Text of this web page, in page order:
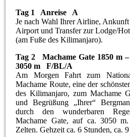
Tag 1 Anreise A
Je nach Wahl Ihrer Airline,
Airport und Transfer zur Lodge/
(am Fuße des Kilimanjaro).
Tag 2 Machame Gate 1850 m
3050 m F/BL/A
Am Morgen Fahrt zum
Machame Route, eine der
des Kilimanjaro, zum Machame
und Begrüßung „Ihrer“
durch den wunderbaren
Machame Gate, auf ca. 3050
Zelten. Gehzeit ca. 6 Stunden, ca.